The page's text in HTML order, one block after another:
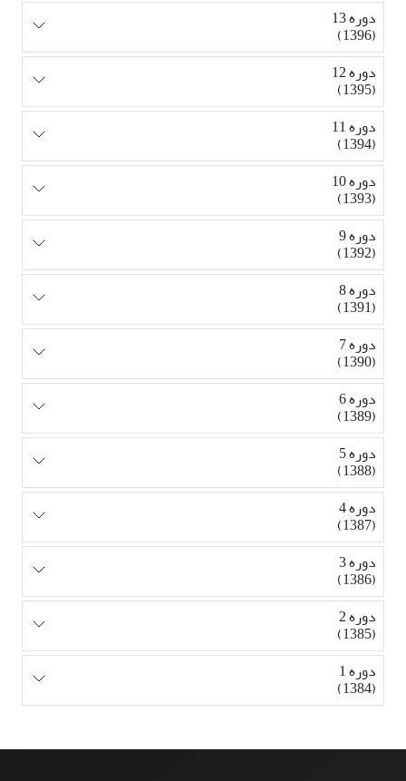
دوره 13
(1396)
دوره 12
(1395)
دوره 11
(1394)
دوره 10
(1393)
دوره 9
(1392)
دوره 8
(1391)
دوره 7
(1390)
دوره 6
(1389)
دوره 5
(1388)
دوره 4
(1387)
دوره 3
(1386)
دوره 2
(1385)
دوره 1
(1384)